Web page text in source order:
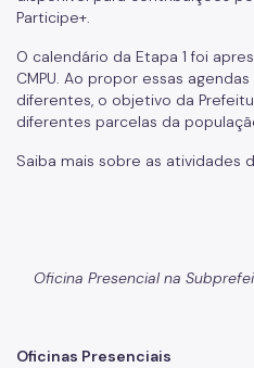
Cadastro da Edificação
CEDI - Cadastro de
Ficha Técnica
Denom. de Logradouros
Participe+.
O calendário da Etapa 1 foi
CMPU. Ao propor essas
diferentes, o objetivo da
diferentes parcelas da
Saiba mais sobre as atividades
Oficina Presencial na
Oficinas Presenciais